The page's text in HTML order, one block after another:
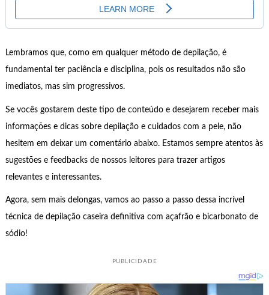
Lembramos que, como em qualquer método de depilação, é
fundamental ter paciência e disciplina, pois os resultados não são
imediatos, mas sim progressivos.
Se vocês gostarem deste tipo de conteúdo e desejarem receber mais
informações e dicas sobre depilação e cuidados com a pele, não
hesitem em deixar um comentário abaixo. Estamos sempre atentos às
sugestões e feedbacks de nossos leitores para trazer artigos
relevantes e interessantes.
Agora, sem mais delongas, vamos ao passo a passo dessa incrível
técnica de depilação caseira definitiva com açafrão e bicarbonato de
sódio!
PUBLICIDADE